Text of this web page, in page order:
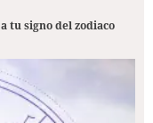
tu signo del zodiaco